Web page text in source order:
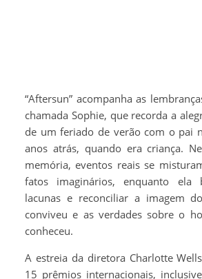
“Aftersun” acompanha as
chamada Sophie, que recorda a
de um feriado de verão com o pai
anos atrás, quando era criança.
memória, eventos reais se
fatos imaginários, enquanto ela
lacunas e reconciliar a imagem
conviveu e as verdades sobre o
conheceu.
A estreia da diretora Charlotte
15 prêmios internacionais,